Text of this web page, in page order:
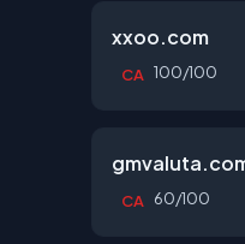
xxoo.com
CA 100/100
CA 60/100